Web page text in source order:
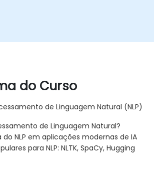
do Curso
de Linguagem Natural (NLP)
de Linguagem Natural?
NLP em aplicações modernas de IA
para NLP: NLTK, SpaCy, Hugging